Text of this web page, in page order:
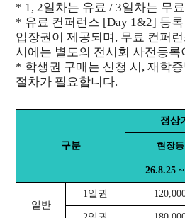
* 1, 2일차는 유료 / 3일차는 무
* 유료 컨퍼런스 [Day 1&2] 등
입장권이 제공되며, 무료 컨퍼
시에는 별도의 전시회 사전등록
* 학생권 구매는 신청 시, 재학
절차가 필요합니다.
구분
정상
현장
26.8.25
일반
1일권